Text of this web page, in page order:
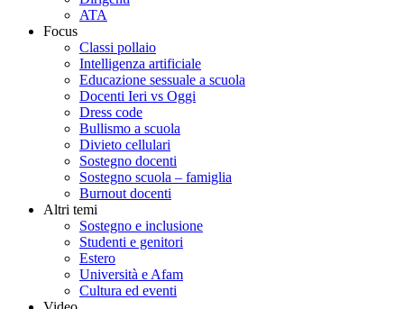
ATA
Focus
Classi pollaio
Intelligenza artificiale
Educazione sessuale a scuola
Docenti Ieri vs Oggi
Dress code
Bullismo a scuola
Divieto cellulari
Sostegno docenti
Sostegno scuola – famiglia
Burnout docenti
Altri temi
Sostegno e inclusione
Studenti e genitori
Estero
Università e Afam
Cultura ed eventi